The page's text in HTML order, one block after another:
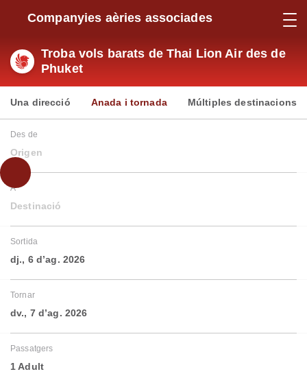
Companyies aèries associades
Troba vols barats de Thai Lion Air des de
Phuket
Una direcció Anada i tornada Múltiples destinacions
Des de
Origen
A
Destinació
Sortida
dj., 6 d’ag. 2026
Tornar
dv., 7 d’ag. 2026
Passatgers
1 Adult